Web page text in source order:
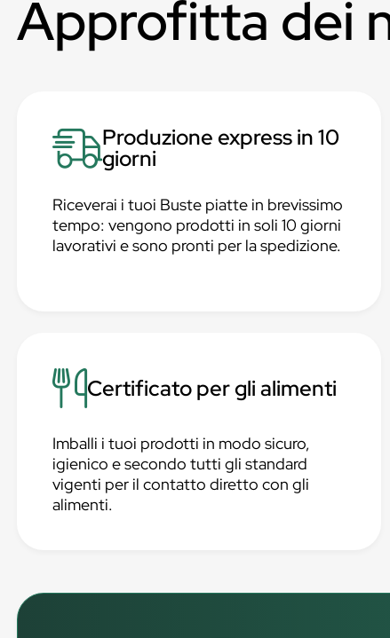
Approfitta dei
Produzione express in 10
giorni
Riceverai i tuoi Buste piatte in brevissimo
tempo: vengono prodotti in soli 10 giorni
lavorativi e sono pronti per la spedizione.
Certificato per gli alimenti
Imballi i tuoi prodotti in modo sicuro,
igienico e secondo tutti gli standard
vigenti per il contatto diretto con gli
alimenti.